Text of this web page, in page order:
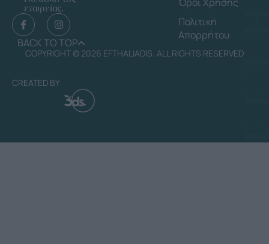
εταιρείας.
BACK TO TOP
Πολιτική
Απορρήτου
COPYRIGHT © 2026 EFTHALIADIS. ALL RIGHTS RESERVED
CREATED BY